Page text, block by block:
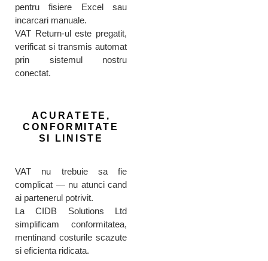
pentru fisiere Excel sau
incarcari manuale.
VAT Return-ul este pregatit,
verificat si transmis automat
prin sistemul nostru
conectat.
ACURATETE,
CONFORMITATE
SI LINISTE
VAT nu trebuie sa fie
complicat — nu atunci cand
ai partenerul potrivit.
La CIDB Solutions Ltd
simplificam conformitatea,
mentinand costurile scazute
si eficienta ridicata.